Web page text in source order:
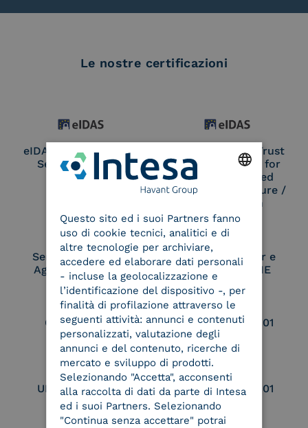
Le nostre certificazioni
eIDAS Qualified Trust
Service Provider
eIDAS Qualified Trust
Service Provider for
Remote Qualified
Electronic Signature /
Seal Creation
Service Provider e
Aggregatore SPID
Service Provider e
Aggregatore CIE
Conservatore
qualificato
UNI EN ISO 37001
UNI EN ISO 9001 UNI EN ISO 27001
ITALIAN
Questo sito ed i suoi Partners fanno
uso di cookie tecnici, analitici e di
altre tecnologie per archiviare,
accedere ed elaborare dati personali
- incluse la geolocalizzazione e
l’identificazione del dispositivo -, per
finalità di profilazione attraverso le
seguenti attività: annunci e contenuti
personalizzati, valutazione degli
annunci e del contenuto, ricerche di
mercato e sviluppo di prodotti.
Selezionando "Accetta", acconsenti
alla raccolta di dati da parte di Intesa
ed i suoi Partners. Selezionando
"Continua senza accettare" potrai